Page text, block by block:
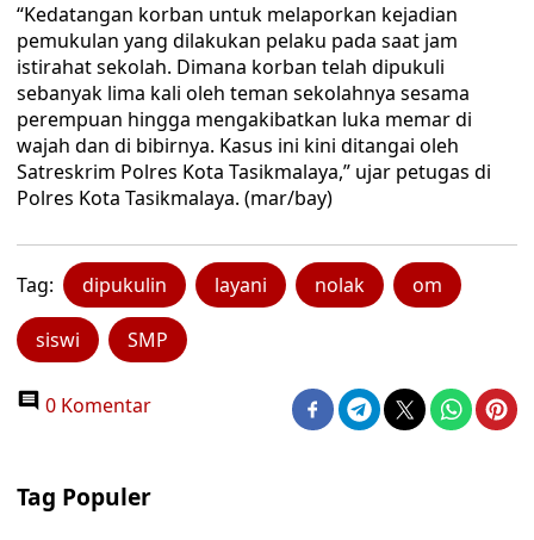
“Kedatangan korban untuk melaporkan kejadian
pemukulan yang dilakukan pelaku pada saat jam
istirahat sekolah. Dimana korban telah dipukuli
sebanyak lima kali oleh teman sekolahnya sesama
perempuan hingga mengakibatkan luka memar di
wajah dan di bibirnya. Kasus ini kini ditangai oleh
Satreskrim Polres Kota Tasikmalaya,” ujar petugas di
Polres Kota Tasikmalaya. (mar/bay)
Tag: dipukulin layani nolak om
siswi SMP
0 Komentar
Tag Populer